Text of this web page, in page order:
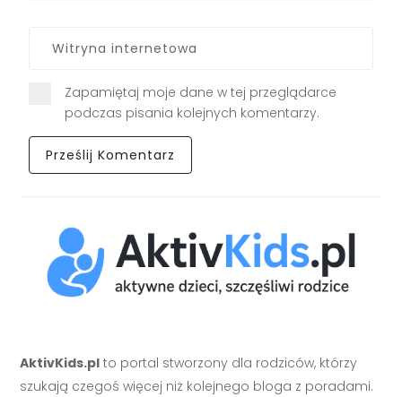
Zapamiętaj moje dane w tej przeglądarce
podczas pisania kolejnych komentarzy.
AktivKids.pl to portal stworzony dla rodziców, którzy
szukają czegoś więcej niż kolejnego bloga z poradami.